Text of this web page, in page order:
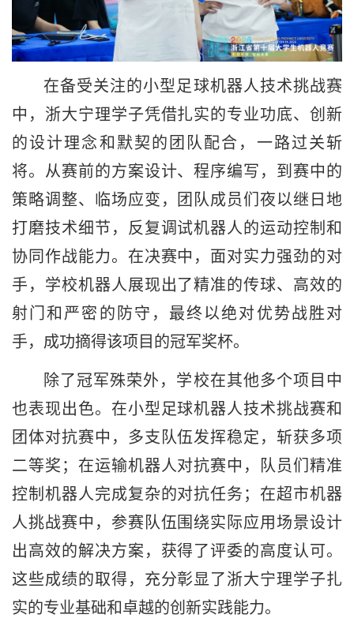
在备受关注的小型足球机器人技术挑战赛
中，浙大宁理学子凭借扎实的专业功底、创新
的设计理念和默契的团队配合，一路过关斩
将。从赛前的方案设计、程序编写，到赛中的
策略调整、临场应变，团队成员们夜以继日地
打磨技术细节，反复调试机器人的运动控制和
协同作战能力。在决赛中，面对实力强劲的对
手，学校机器人展现出了精准的传球、高效的
射门和严密的防守，最终以绝对优势战胜对
手，成功摘得该项目的冠军奖杯。
除了冠军殊荣外，学校在其他多个项目中
也表现出色。在小型足球机器人技术挑战赛和
团体对抗赛中，多支队伍发挥稳定，斩获多项
二等奖；在运输机器人对抗赛中，队员们精准
控制机器人完成复杂的对抗任务；在超市机器
人挑战赛中，参赛队伍围绕实际应用场景设计
出高效的解决方案，获得了评委的高度认可。
这些成绩的取得，充分彰显了浙大宁理学子扎
实的专业基础和卓越的创新实践能力。